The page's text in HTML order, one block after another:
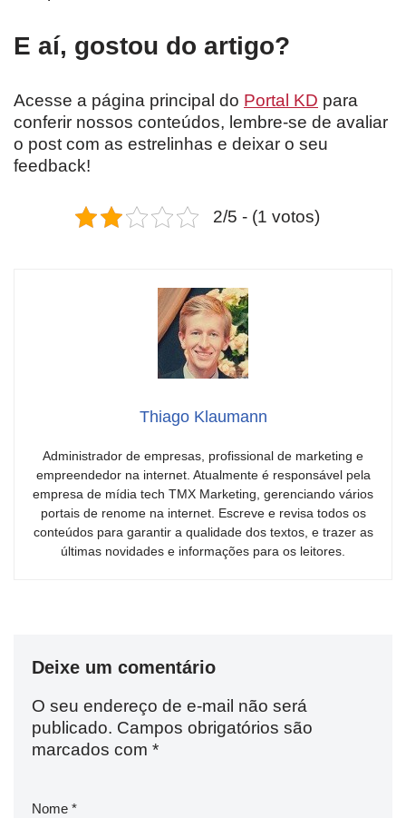
E aí, gostou do artigo?
Acesse a página principal do Portal KD para
conferir nossos conteúdos, lembre-se de avaliar
o post com as estrelinhas e deixar o seu
feedback!
2/5 - (1 votos)
Thiago Klaumann
Administrador de empresas, profissional de marketing e
empreendedor na internet. Atualmente é responsável pela
empresa de mídia tech TMX Marketing, gerenciando vários
portais de renome na internet. Escreve e revisa todos os
conteúdos para garantir a qualidade dos textos, e trazer as
últimas novidades e informações para os leitores.
Deixe um comentário
O seu endereço de e-mail não será
publicado. Campos obrigatórios são
marcados com *
Nome *